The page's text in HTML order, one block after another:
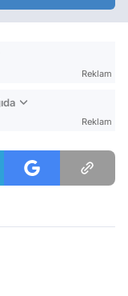
Reklam
Reklam